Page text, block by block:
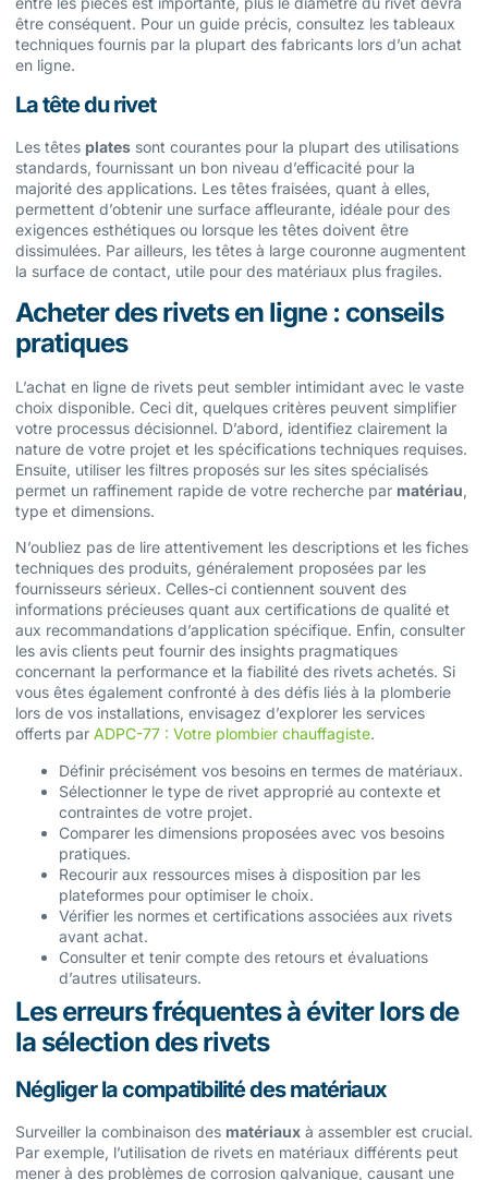
être conséquent. Pour un guide précis, consultez les tableaux
techniques fournis par la plupart des fabricants lors d’un achat
en ligne.
La tête du rivet
Les têtes plates sont courantes pour la plupart des utilisations
standards, fournissant un bon niveau d’efficacité pour la
majorité des applications. Les têtes fraisées, quant à elles,
permettent d’obtenir une surface affleurante, idéale pour des
exigences esthétiques ou lorsque les têtes doivent être
dissimulées. Par ailleurs, les têtes à large couronne augmentent
la surface de contact, utile pour des matériaux plus fragiles.
Acheter des rivets en ligne : conseils
pratiques
L’achat en ligne de rivets peut sembler intimidant avec le vaste
choix disponible. Ceci dit, quelques critères peuvent simplifier
votre processus décisionnel. D’abord, identifiez clairement la
nature de votre projet et les spécifications techniques requises.
Ensuite, utiliser les filtres proposés sur les sites spécialisés
permet un raffinement rapide de votre recherche par matériau,
type et dimensions.
N’oubliez pas de lire attentivement les descriptions et les fiches
techniques des produits, généralement proposées par les
fournisseurs sérieux. Celles-ci contiennent souvent des
informations précieuses quant aux certifications de qualité et
aux recommandations d’application spécifique. Enfin, consulter
les avis clients peut fournir des insights pragmatiques
concernant la performance et la fiabilité des rivets achetés. Si
vous êtes également confronté à des défis liés à la plomberie
lors de vos installations, envisagez d’explorer les services
offerts par ADPC-77 : Votre plombier chauffagiste.
Définir précisément vos besoins en termes de matériaux.
Sélectionner le type de rivet approprié au contexte et
contraintes de votre projet.
Comparer les dimensions proposées avec vos besoins
pratiques.
Recourir aux ressources mises à disposition par les
plateformes pour optimiser le choix.
Vérifier les normes et certifications associées aux rivets
avant achat.
Consulter et tenir compte des retours et évaluations
d’autres utilisateurs.
Les erreurs fréquentes à éviter lors de
la sélection des rivets
Négliger la compatibilité des matériaux
Surveiller la combinaison des matériaux à assembler est crucial.
Par exemple, l’utilisation de rivets en matériaux différents peut
mener à des problèmes de corrosion galvanique, causant une